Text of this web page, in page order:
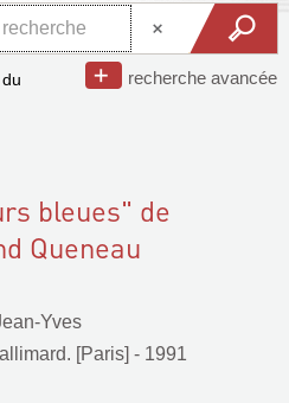
recherche avancée
bleues" de
Queneau
Yves
[Paris] - 1991